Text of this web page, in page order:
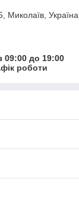
Миколаїв, Україна
09:00 до 19:00
роботи